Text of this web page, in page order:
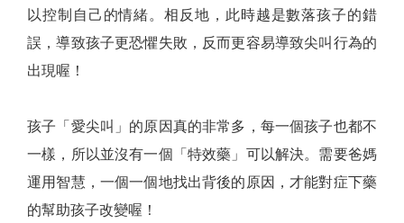
以控制自己的情緒。相反地，此時越是數落孩子的錯
誤，導致孩子更恐懼失敗，反而更容易導致尖叫行為的
出現喔！
孩子「愛尖叫」的原因真的非常多，每一個孩子也都不
一樣，所以並沒有一個「特效藥」可以解決。需要爸媽
運用智慧，一個一個地找出背後的原因，才能對症下藥
的幫助孩子改變喔！